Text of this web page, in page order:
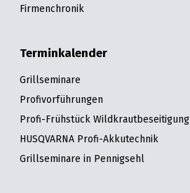
Firmenchronik
Terminkalender
Grillseminare
Profivorführungen
Profi-Frühstück Wildkrautbeseitigung
HUSQVARNA Profi-Akkutechnik
Grillseminare in Pennigsehl